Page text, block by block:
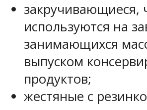
закручивающиеся,
используются на
занимающихся
выпуском
продуктов;
жестяные с